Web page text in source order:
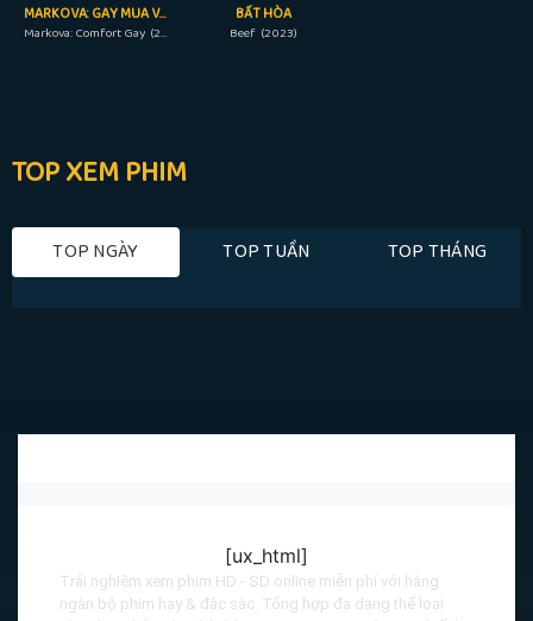
MARKOVA: GAY MUA VUI
Markova: Comfort Gay (2000)
BẤT HÒA
Beef (2023)
TOP XEM PHIM
TOP NGÀY TOP TUẦN TOP THÁNG